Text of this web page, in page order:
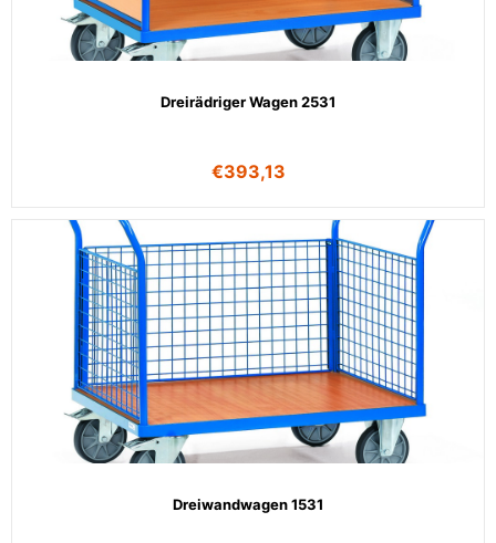
Dreirädriger Wagen 2531
€393,13
Dreiwandwagen 1531